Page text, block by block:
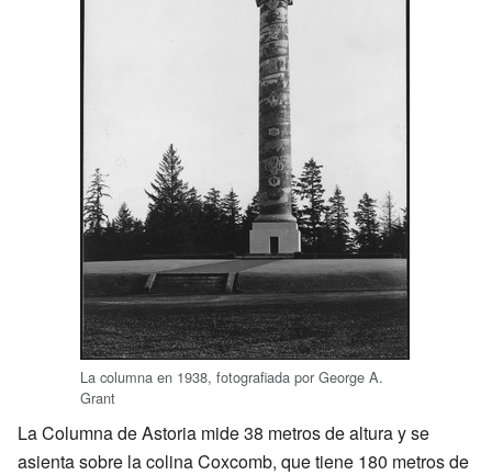
La columna en 1938, fotografiada por George A.
Grant
La Columna de Astoria mide 38 metros de altura y se
asienta sobre la colina Coxcomb, que tiene 180 metros de